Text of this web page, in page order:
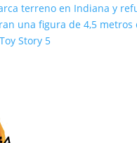
terreno en Indiana y
una figura de 4,5
Story 5